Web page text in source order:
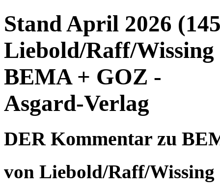
Stand April 2026
Liebold/Raff/
BEMA + GOZ -
Asgard-Verlag
DER Kommentar zu
von Liebold/Raff/Wissing